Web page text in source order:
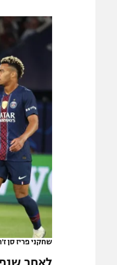
תקנון משתתפים
תקנון עבור פעילות
תקנון עבור פעילות ספורט 1
גיימינג E-Sports
תנאי שימוש
מדיניות פרטיות
תקנון פעילות ספורט
רשיון להקרנה
הצטרפות לחבילת
לוח דרושים – ג'ובנט
תגיות
שחקני פריז סן